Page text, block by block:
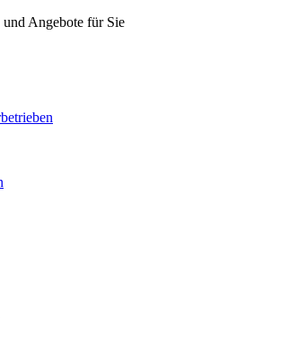
und Angebote für Sie